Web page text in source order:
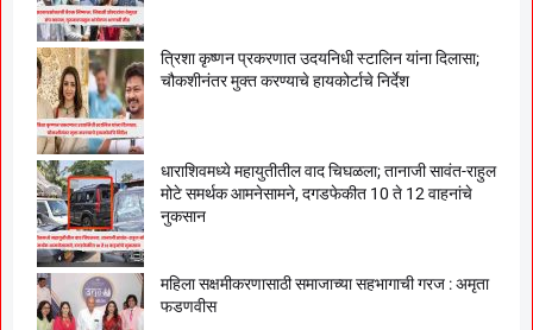
त्रिशा कृष्णन प्रकरणात उदयनिधी स्टालिन यांना दिलासा;
चौकशीनंतर मुक्त करण्याचे हायकोर्टाचे निर्देश
धाराशिवमध्ये महायुतीतील वाद चिघळला; तानाजी सावंत-राहुल
मोटे समर्थक आमनेसामने, दगडफेकीत 10 ते 12 वाहनांचे
नुकसान
महिला सक्षमीकरणासाठी समाजाच्या सहभागाची गरज : अमृता
फडणवीस